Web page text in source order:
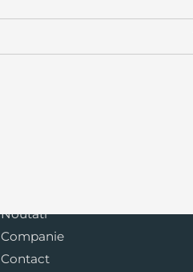
Noutati
Companie
Contact